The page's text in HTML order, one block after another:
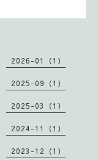
2026-01（1）
2025-09（1）
2025-03（1）
2024-11（1）
2023-12（1）